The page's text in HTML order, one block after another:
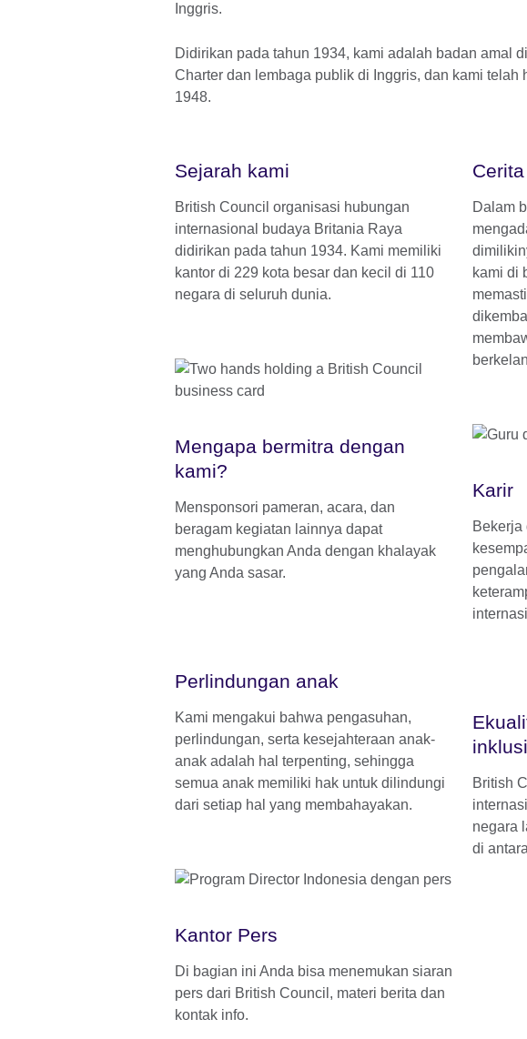
Inggris.
Didirikan pada tahun 1934, kami adalah badan amal
Charter dan lembaga publik di Inggris, dan kami telah
1948.
Sejarah kami
British Council organisasi hubungan
internasional budaya Britania Raya
didirikan pada tahun 1934. Kami memiliki
kantor di 229 kota besar dan kecil di 110
negara di seluruh dunia.
Dalam
kami di
Mengapa bermitra dengan
kami?
Mensponsori pameran, acara, dan
beragam kegiatan lainnya dapat
menghubungkan Anda dengan khalayak
yang Anda sasar.
Karir
Bekerja
Perlindungan anak
Kami mengakui bahwa pengasuhan,
perlindungan, serta kesejahteraan anak-
anak adalah hal terpenting, sehingga
semua anak memiliki hak untuk dilindungi
dari setiap hal yang membahayakan.
inklusi
British
negara
di
Kantor Pers
Di bagian ini Anda bisa menemukan siaran
pers dari British Council, materi berita dan
kontak info.